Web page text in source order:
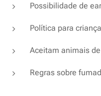
Possibilidade de
Política para
Aceitam animais
Regras sobre